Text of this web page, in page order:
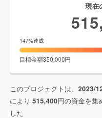
現在
147%達成
目標金額350,000円
このプロジェクトは、 2023/
により 515,400円の資金を集
した